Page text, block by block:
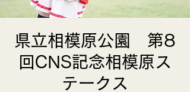
県立相模原公園 第8
回CNS記念相模原ス
テークス